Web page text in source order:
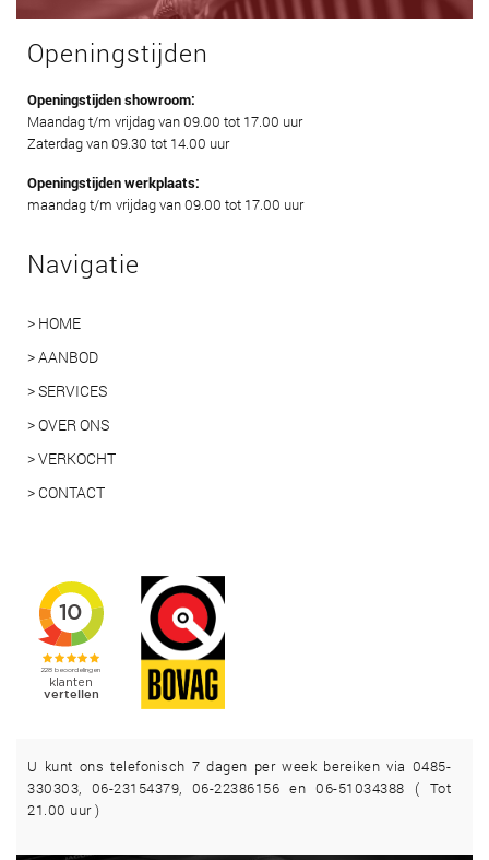
Openingstijden
Openingstijden showroom:
Maandag t/m vrijdag van 09.00 tot 17.00 uur
Zaterdag van 09.30 tot 14.00 uur
Openingstijden werkplaats:
maandag t/m vrijdag van 09.00 tot 17.00 uur
Navigatie
> HOME
> AANBOD
> SERVICES
> OVER ONS
> VERKOCHT
> CONTACT
U kunt ons telefonisch 7 dagen per week bereiken via 0485-
330303, 06-23154379, 06-22386156 en 06-51034388 ( Tot
21.00 uur )